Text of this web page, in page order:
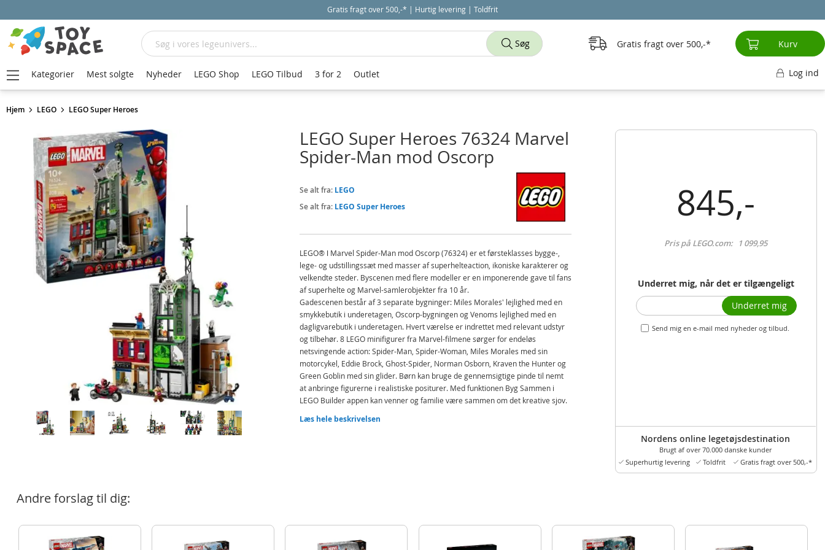
Gratis fragt over 500,-* | Hurtig levering | Toldfrit
Hjem LEGO LEGO Super Heroes
845,-
Pris på LEGO.com: 1 099,95
Underret mig, når det er tilgængeligt
Send mig en e-mail med nyheder og tilbud.
Underret mig
Nordens online legetøjsdestination
Brugt af over 70.000 danske kunder
Superhurtig levering
Toldfrit Gratis fragt over 500,-*
LEGO Super Heroes 76324 Marvel
Spider-Man mod Oscorp
Se alt fra: LEGO
Se alt fra: LEGO Super Heroes
LEGO® ǀ Marvel Spider-Man mod Oscorp (76324) er et førsteklasses bygge-,
lege- og udstillingssæt med masser af superhelteaction, ikoniske karakterer og
velkendte steder. Byscenen med flere modeller er en imponerende gave til fans
af superhelte og Marvel-samlerobjekter fra 10 år.
Gadescenen består af 3 separate bygninger: Miles Morales' lejlighed med en
smykkebutik i underetagen, Oscorp-bygningen og Venoms lejlighed med en
dagligvarebutik i underetagen. Hvert værelse er indrettet med relevant udstyr
og tilbehør. 8 LEGO minifigurer fra Marvel-filmene sørger for endeløs
netsvingende action: Spider-Man, Spider-Woman, Miles Morales med sin
motorcykel, Eddie Brock, Ghost-Spider, Norman Osborn, Kraven the Hunter og
Green Goblin med sin glider. Børn kan bruge de gennemsigtige pinde til nemt
at anbringe figurerne i realistiske positurer. Med funktionen Byg Sammen i
LEGO Builder appen kan venner og familie være sammen om det kreative sjov.
relevant tilbehør i hvert rum og gennemsigtige pinde, så børn nemt kan
Læs hele beskrivelsen
Andre forslag til dig:
Søg
Søg Gratis fragt over 500,- Kurv
Kategorier Mest solgte Nyheder LEGO Shop LEGO Tilbud 3 for 2 Outlet Log ind